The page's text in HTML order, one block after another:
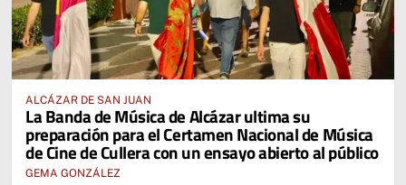
ALCÁZAR DE SAN JUAN
La Banda de Música de Alcázar ultima su
preparación para el Certamen Nacional de Música
de Cine de Cullera con un ensayo abierto al público
GEMA GONZÁLEZ